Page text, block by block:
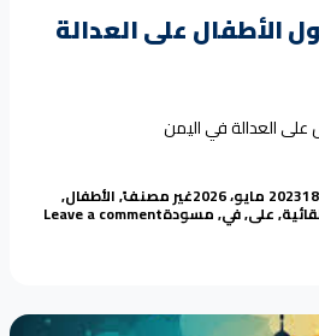
الأطفال على العدالة
العدالة في اليمن
18 مايو، 2026 Posted in
غير مصنفTags:
,الأطفال,
,على,في,مسودةLeave a comment